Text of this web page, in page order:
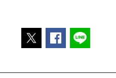
ポストするFacebook